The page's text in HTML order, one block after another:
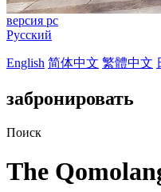
версия pc
Русский
English 简体中文 繁體中文
забронировать
Поиск
The